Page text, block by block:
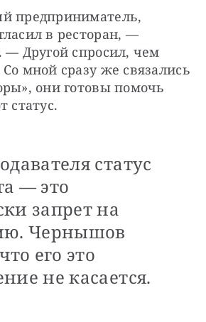
предприниматель,
в ресторан, —
— Другой спросил, чем
мной сразу же связались
они готовы помочь
статус.
статус
— это
запрет на
Чернышов
его это
не касается.